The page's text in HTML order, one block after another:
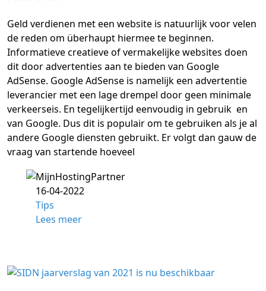
Geld verdienen met een website is natuurlijk voor velen
de reden om überhaupt hiermee te beginnen.
Informatieve creatieve of vermakelijke websites doen
dit door advertenties aan te bieden van Google
AdSense. Google AdSense is namelijk een advertentie
leverancier met een lage drempel door geen minimale
verkeerseis. En tegelijkertijd eenvoudig in gebruik en
van Google. Dus dit is populair om te gebruiken als je al
andere Google diensten gebruikt. Er volgt dan gauw de
vraag van startende hoeveel
16-04-2022
Tips
Lees meer